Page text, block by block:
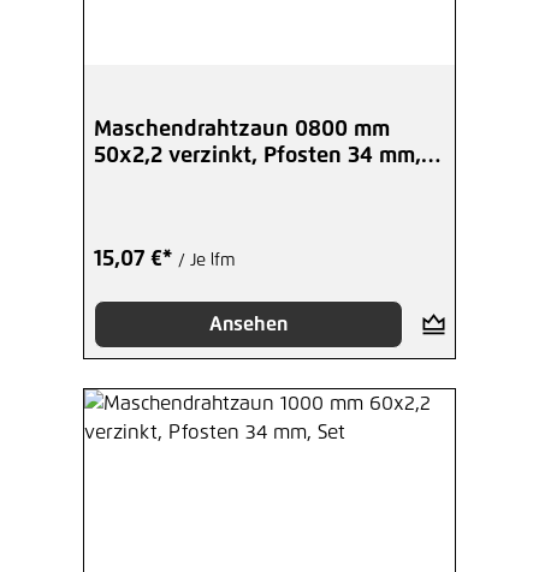
Maschendrahtzaun 0800 mm
50x2,2 verzinkt, Pfosten 34 mm,
15,07 €* / Je lfm
Ansehen